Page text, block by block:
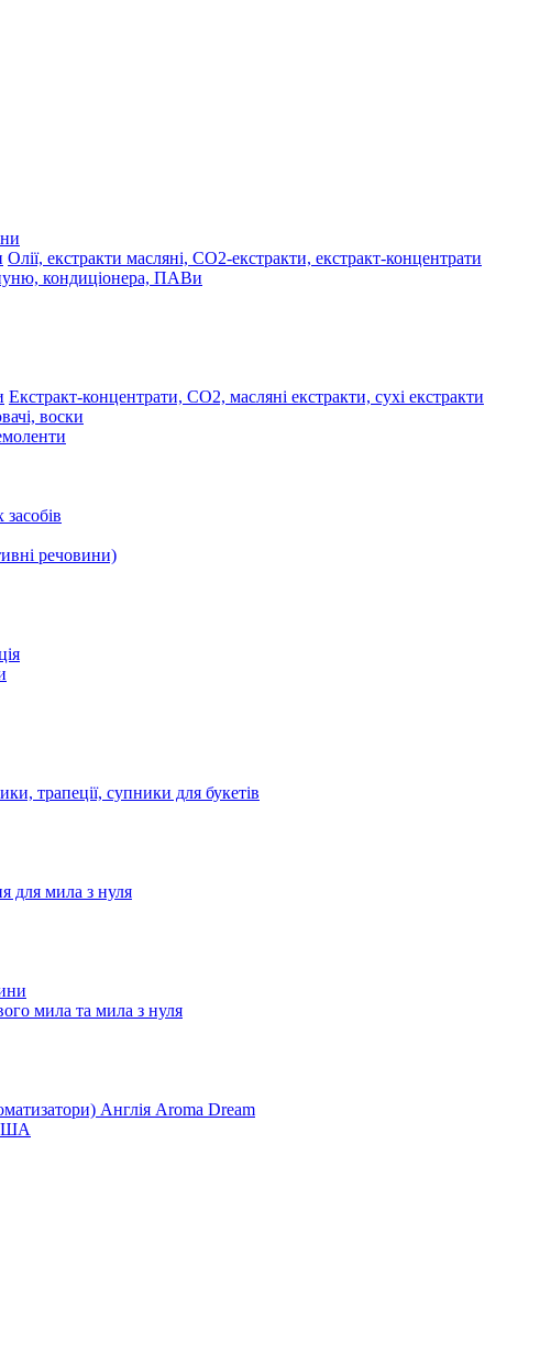
Олії, екстракти масляні, СО2-екстракти, екстракт-концентрати
кондиціонера, ПАВи
Екстракт-концентрати, СО2, масляні екстракти, сухі екстракти
воски
речовини)
трапеції, супники для букетів
для мила з нуля
мила та мила з нуля
Англія Aroma Dream